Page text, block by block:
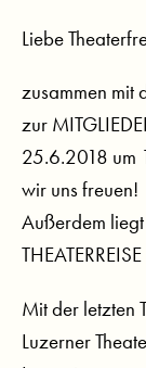
Liebe
zusammen mit
zur
25.6.2018 um
wir uns freuen!
Außerdem
Mit der letzten
Luzerner